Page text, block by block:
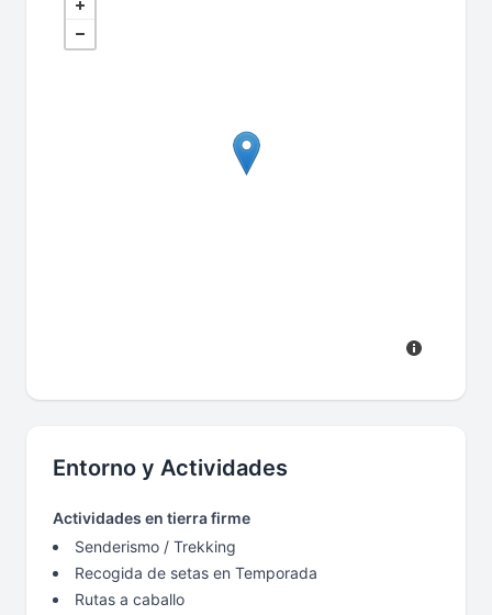
Entorno y Actividades
Actividades en tierra firme
Senderismo / Trekking
Recogida de setas en Temporada
Rutas a caballo